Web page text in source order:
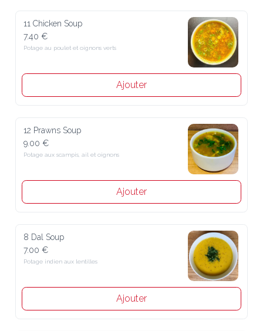
11 Chicken Soup
7.40 €
Potage au poulet et oignons verts
Ajouter
12 Prawns Soup
9.00 €
Potage aux scampis, ail et oignons
Ajouter
8 Dal Soup
7.00 €
Potage indien aux lentilles
Ajouter